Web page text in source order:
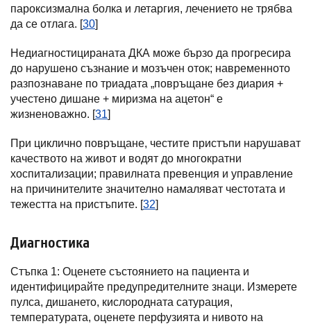
пароксизмална болка и летаргия, лечението не трябва
да се отлага. [30]
Недиагностицираната ДКА може бързо да прогресира
до нарушено съзнание и мозъчен оток; навременното
разпознаване по триадата „повръщане без диария +
учестено дишане + миризма на ацетон“ е
жизненоважно. [31]
При циклично повръщане, честите пристъпи нарушават
качеството на живот и водят до многократни
хоспитализации; правилната превенция и управление
на причинителите значително намаляват честотата и
тежестта на пристъпите. [32]
Диагностика
Стъпка 1: Оценете състоянието на пациента и
идентифицирайте предупредителните знаци. Измерете
пулса, дишането, кислородната сатурация,
температурата, оценете перфузията и нивото на